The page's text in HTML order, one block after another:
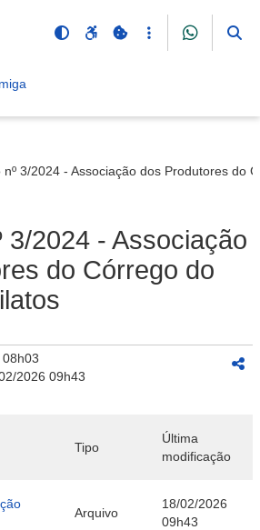
nº 3/2024 - Associação dos Produtores do
3/2024 - Associação
do Córrego do
2026 09h43
Tipo
Última
modificação
Arquivo
18/02/2026
09h43